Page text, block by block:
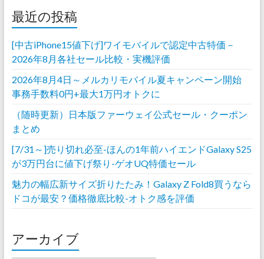
最近の投稿
[中古iPhone15値下げ]ワイモバイルで認定中古特価－
2026年8月各社セール比較・実機評価
2026年8月4日～メルカリモバイル夏キャンペーン開始
事務手数料0円+最大1万円オトクに
（随時更新）日本版ファーウェイ公式セール・クーポン
まとめ
[7/31～]売り切れ必至-ほんの1年前ハイエンドGalaxy S25
が3万円台に値下げ祭り-ゲオUQ特価セール
魅力の幅広新サイズ折りたたみ！Galaxy Z Fold8買うなら
ドコが最安？価格徹底比較-オトク感を評価
アーカイブ